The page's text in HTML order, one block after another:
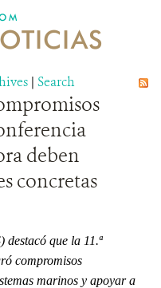
Y RECLAMOS
| Search
deben
concretas
destacó que la 11.ª
compromisos
marinos y apoyar a